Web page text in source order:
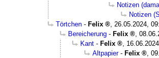
Notizen
Notizen
Törtchen - Felix
26.05.2024,
Bereicherung - Felix
Kant - Felix
Altpapier- Felix